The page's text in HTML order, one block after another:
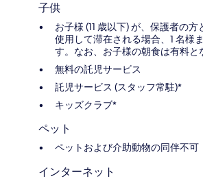
子供
お子様 (11 歳以下) が、保護者の
使用して滞在される場合、1 名様
す。なお、お子様の朝食は有料と
無料の託児サービス
託児サービス (スタッフ常駐)*
キッズクラブ*
ペット
ペットおよび介助動物の同伴不可
インターネット